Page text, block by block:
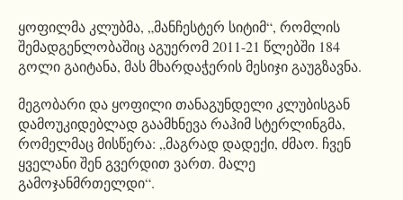
ყოფილმა კლუბმა, „მანჩესტერ სიტიმ“, რომლის
შემადგენლობაშიც აგუერომ 2011-21 წლებში 184
გოლი გაიტანა, მას მხარდაჭერის მესიჯი გაუგზავნა.
მეგობარი და ყოფილი თანაგუნდელი კლუბისგან
დამოუკიდებლად გაამხნევა რაჰიმ სტერლინგმა,
რომელმაც მისწერა: „მაგრად დადექი, ძმაო. ჩვენ
ყველანი შენ გვერდით ვართ. მალე
გამოჯანმრთელდი“.